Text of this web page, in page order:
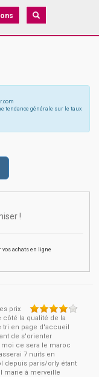
tendance générale sur le taux
!
vos achats en ligne
prix
côté la qualité de la
tri en page d'accueil
de s'orienter
ce sera le maroc
7 nuits en
depuis paris/orly étant
marie à merveille